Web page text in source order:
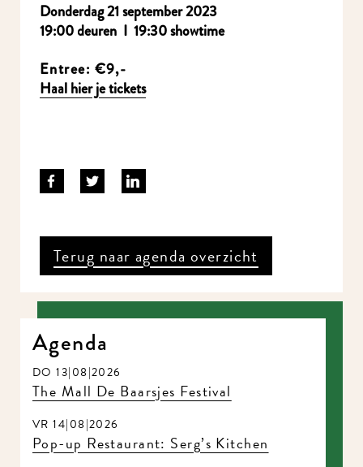
Donderdag 21 september 2023
19:00 deuren I 19:30 showtime
Entree: €9,-
Haal hier je tickets
Terug naar agenda overzicht
Agenda
DO 13|08|2026
The Mall De Baarsjes Festival
VR 14|08|2026
Pop-up Restaurant: Serg’s Kitchen